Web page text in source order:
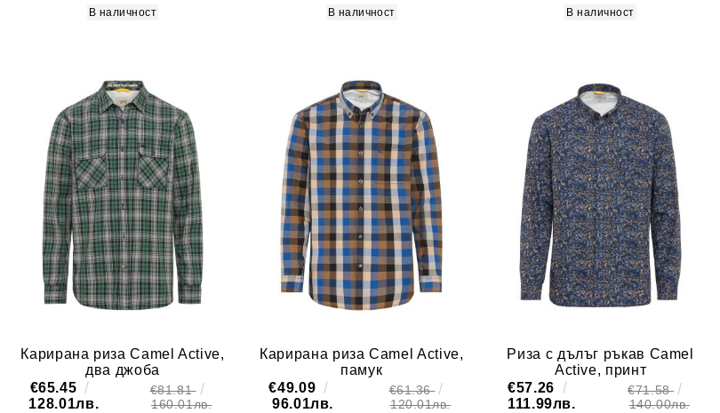
В наличност В наличност В наличност
Карирана риза Camel Active,
два джоба
€65.45
128.01лв.
€81.81
160.01лв.
Карирана риза Camel Active,
памук
€49.09
96.01лв.
€61.36
120.01лв.
Риза с дълъг ръкав Camel
Active, принт
€57.26
111.99лв.
€71.58
140.00лв.